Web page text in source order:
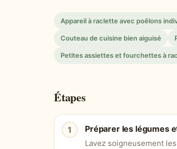
Appareil à raclette avec poêlons
Couteau de cuisine bien aiguisé
Petites assiettes et fourchettes à
Étapes
Préparer les légumes
Lavez soigneusement